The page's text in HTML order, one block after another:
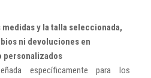
y la talla seleccionada,
ni devoluciones en
personalizados
específicamente para los